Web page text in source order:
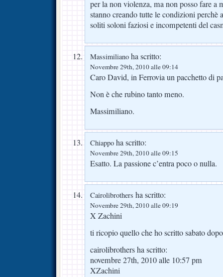
per la non violenza, ma non posso fare a
stanno creando tutte le condizioni perchè
soliti soloni faziosi e incompetenti del
Massimiliano ha scritto:
Novembre 29th, 2010 alle 09:14
Caro David, in Ferrovia un pacchetto di
Non è che rubino tanto meno.
Massimiliano.
Chiappo ha scritto:
Novembre 29th, 2010 alle 09:15
Esatto. La passione c’entra poco o nulla.
Cairolibrothers ha scritto:
Novembre 29th, 2010 alle 09:19
X Zachini
ti ricopio quello che ho scritto sabato
cairolibrothers ha scritto:
novembre 27th, 2010 alle 10:57 pm
XZachini